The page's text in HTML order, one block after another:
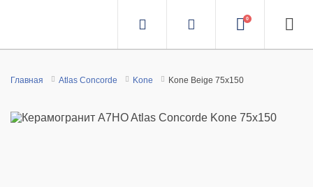
0
Главная Atlas Concorde Kone Kone Beige 75x150